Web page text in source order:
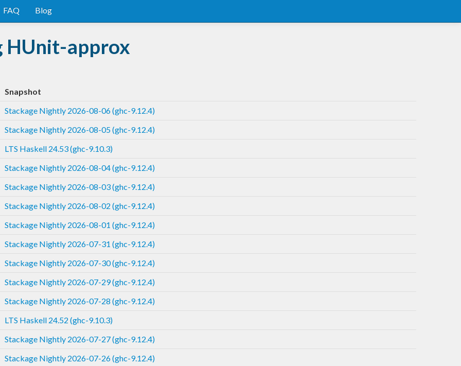
FAQ Blog
HUnit-approx
Snapshot
Stackage Nightly 2026-08-06 (ghc-9.12.4)
Stackage Nightly 2026-08-05 (ghc-9.12.4)
LTS Haskell 24.53 (ghc-9.10.3)
Stackage Nightly 2026-08-04 (ghc-9.12.4)
Stackage Nightly 2026-08-03 (ghc-9.12.4)
Stackage Nightly 2026-08-02 (ghc-9.12.4)
Stackage Nightly 2026-08-01 (ghc-9.12.4)
Stackage Nightly 2026-07-31 (ghc-9.12.4)
Stackage Nightly 2026-07-30 (ghc-9.12.4)
Stackage Nightly 2026-07-29 (ghc-9.12.4)
Stackage Nightly 2026-07-28 (ghc-9.12.4)
LTS Haskell 24.52 (ghc-9.10.3)
Stackage Nightly 2026-07-27 (ghc-9.12.4)
Stackage Nightly 2026-07-26 (ghc-9.12.4)